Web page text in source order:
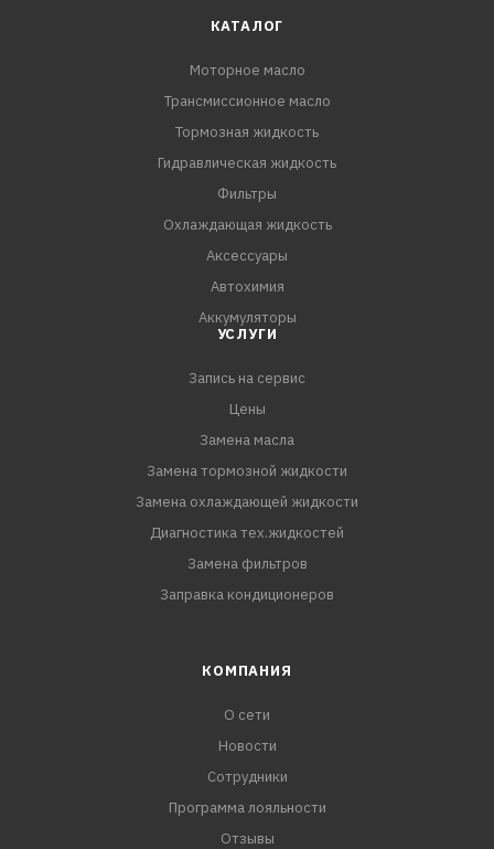
Renault Trucks RXD/RLD/RD-2/RLD-2
Cummins 20072 / 20077
КАТАЛОГ
Моторное масло
Трансмиссионное масло
Тормозная жидкость
Гидравлическая жидкость
Фильтры
Охлаждающая жидкость
Аксессуары
Автохимия
Аккумуляторы
УСЛУГИ
Запись на сервис
Цены
Замена масла
Замена тормозной жидкости
Замена охлаждающей жидкости
Диагностика тех.жидкостей
Замена фильтров
Заправка кондиционеров
КОМПАНИЯ
О сети
Новости
Сотрудники
Программа лояльности
Отзывы